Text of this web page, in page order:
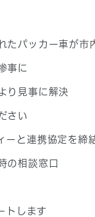
たパッカー車が市
事に
り見事に解決
さい
ーと連携協定を締
の相談窓口
トします